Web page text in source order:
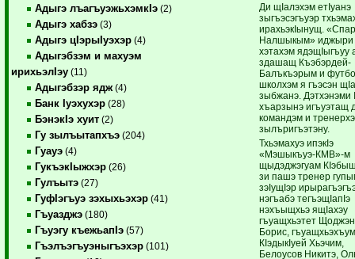
Адыгэ лъагъуэжьхэмкIэ (2)
Адыгэ хабзэ (3)
Адыгэ цIэрыIуэхэр (4)
Адыгэбзэм и махуэм
ирихьэлIэу (11)
Адыгэбзэр ядж (4)
Банк Iуэхухэр (28)
БэнэкIэ хуит (2)
Гу зылъытапхъэ (204)
Гуауэ (4)
ГукъэкIыжхэр (26)
Гулъытэ (27)
ГуфIэгъуэ зэхыхьэхэр (41)
Гъуазджэ (180)
Гъуэгу къежьапIэ (57)
Гъэлъэгъуэныгъэхэр (101)
Ди щIалэхэм етIуанэ
зыгъэсэгъуэр
ирахьэкIынущ.
Налшыкым» иджыри
хэтахэм ядэщIыгъуу
здашащ Къэбэрдей-
Балъкъэрым и
школхэм я гъэсэн
зыбжанэ. Дэтхэнэми
хъарзынэ игъуэтащ
командэм и
зылъригъэтэну.
Тхьэмахуэ ипэкIэ
«Мэшыкъуэ-КМВ»-м
щыдэджэгуам
зи пашэ тренер
зэIущIэр
нэгъабэ тегъэщIапIэ
нэхъыщхьэ ящIахэу
гъуащхьэтет Щоджэн
Борис,
КIэдыкIуей Хьэчим,
Белоусов Никитэ,